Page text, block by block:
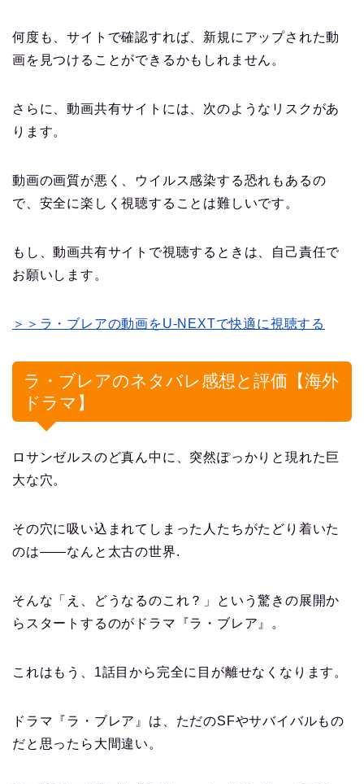
何度も、サイトで確認すれば、新規にアップされた動
画を見つけることができるかもしれません。
さらに、動画共有サイトには、次のようなリスクがあ
ります。
動画の画質が悪く、ウイルス感染する恐れもあるの
で、安全に楽しく視聴することは難しいです。
もし、動画共有サイトで視聴するときは、自己責任で
お願いします。
＞＞ラ・ブレアの動画をU-NEXTで快適に視聴する
ラ・ブレアのネタバレ感想と評価【海外
ドラマ】
ロサンゼルスのど真ん中に、突然ぽっかりと現れた巨
大な穴。
その穴に吸い込まれてしまった人たちがたどり着いた
のは――なんと太古の世界.
そんな「え、どうなるのこれ？」という驚きの展開か
らスタートするのがドラマ『ラ・ブレア』。
これはもう、1話目から完全に目が離せなくなります。
ドラマ『ラ・ブレア』は、ただのSFやサバイバルもの
だと思ったら大間違い。